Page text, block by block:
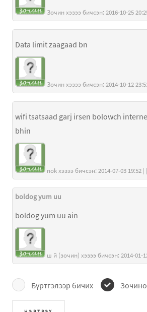
Data limit zaagaad bn
wifi tsatsaad garj irsen bolowch
bhin
nok хэзээ бичсэн: 2014-07-03 19:52 | |
boldog yum uu
boldog yum uu ain
Бүртгэлээр бичих